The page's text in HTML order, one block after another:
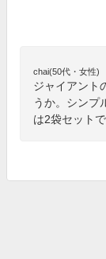
chai(50代・女性)
ジャイアント
うか。シンプ
は2袋セット